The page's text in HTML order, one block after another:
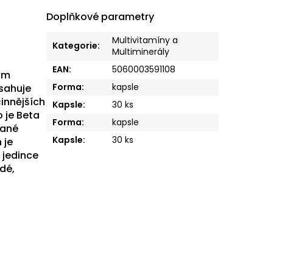
je Beta
je
jedince
Doplňkové parametry
Kategorie:
Multivitamíny a
Multiminerály
EAN:
5060003591108
Forma:
kapsle
Kapsle:
30 ks
Forma:
kapsle
Kapsle: 30 ks